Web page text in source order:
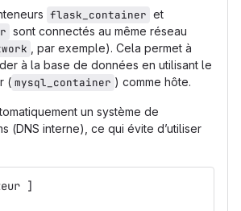
flask_container et
sont connectés au même réseau
, par exemple). Cela permet à
à la base de données en utilisant le
( mysql_container ) comme hôte.
un système de
(DNS interne), ce qui évite d’utiliser
]